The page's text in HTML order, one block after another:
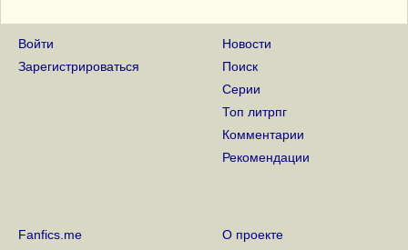
Войти
Зарегистрироваться
Новости
Поиск
Серии
Топ литрпг
Комментарии
Рекомендации
Fanfics.me О проекте